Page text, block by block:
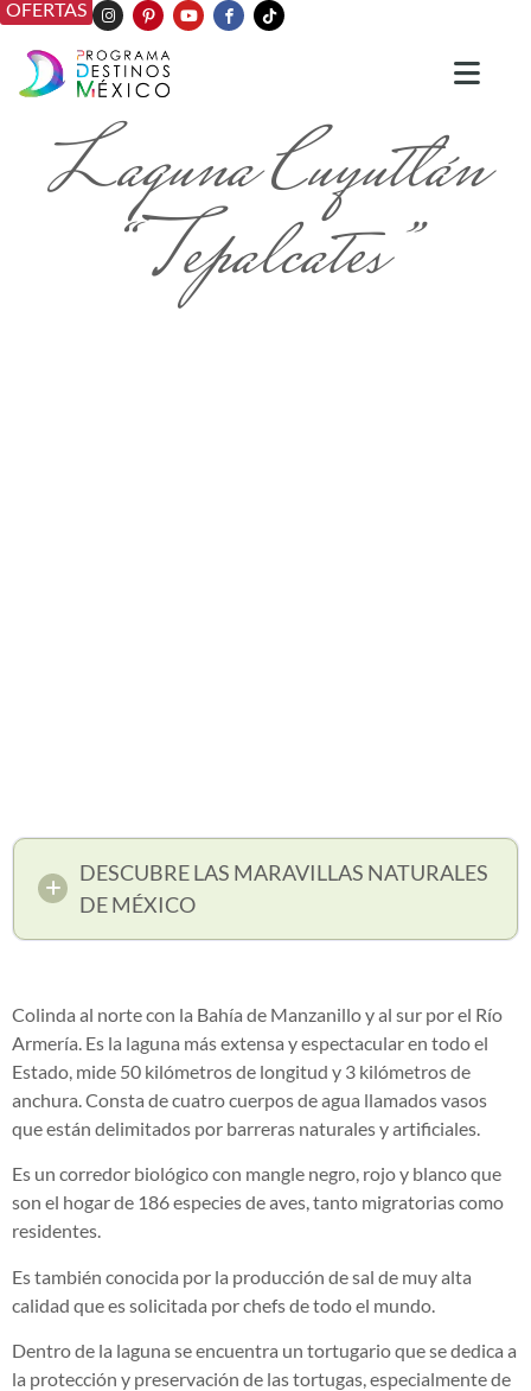
OFERTAS
Laguna Cuyutlán
“Tepalcates”
DESCUBRE LAS MARAVILLAS NATURALES
DE MÉXICO
Colinda al norte con la Bahía de Manzanillo y al sur por el Río
Armería. Es la laguna más extensa y espectacular en todo el
Estado, mide 50 kilómetros de longitud y 3 kilómetros de
anchura. Consta de cuatro cuerpos de agua llamados vasos
que están delimitados por barreras naturales y artificiales.
Es un corredor biológico con mangle negro, rojo y blanco que
son el hogar de 186 especies de aves, tanto migratorias como
residentes.
Es también conocida por la producción de sal de muy alta
calidad que es solicitada por chefs de todo el mundo.
Dentro de la laguna se encuentra un tortugario que se dedica a
la protección y preservación de las tortugas, especialmente de